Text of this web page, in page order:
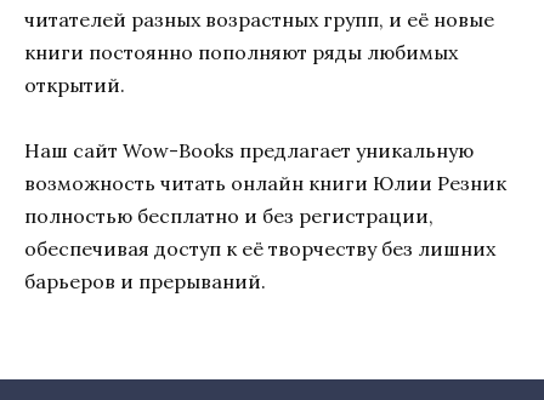
читателей разных возрастных групп, и её новые
книги постоянно пополняют ряды любимых
открытий.
Наш сайт Wow-Books предлагает уникальную
возможность читать онлайн книги Юлии Резник
полностью бесплатно и без регистрации,
обеспечивая доступ к её творчеству без лишних
барьеров и прерываний.